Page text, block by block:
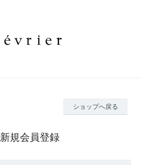
ショップへ戻る
新規会員登録